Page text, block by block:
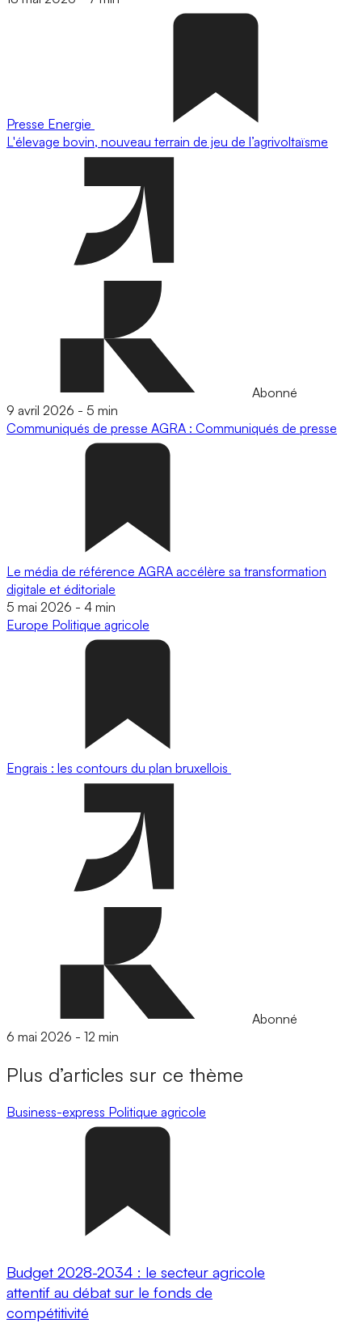
Presse Energie
L'élevage bovin, nouveau terrain de jeu de l’agrivoltaïsme
Abonné
9 avril 2026 - 5 min
Communiqués de presse AGRA : Communiqués de presse
Le média de référence AGRA accélère sa transformation
digitale et éditoriale
5 mai 2026 - 4 min
Europe Politique agricole
Engrais : les contours du plan bruxellois
Abonné
6 mai 2026 - 12 min
Plus d’articles sur ce thème
Business-express Politique agricole
Budget 2028-2034 : le secteur agricole
attentif au débat sur le fonds de
compétitivité